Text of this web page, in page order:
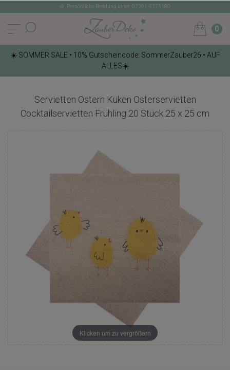
Persönliche Beratung unter: 02261-8175180
0
☀️ SOMMER SALE • 10% Gutscheincode: SommerZauber26 • AUF
ALLES☀️
Servietten Ostern Küken Osterservietten
Cocktailservietten Frühling 20 Stück 25 x 25 cm
Klicken um zu vergrößern